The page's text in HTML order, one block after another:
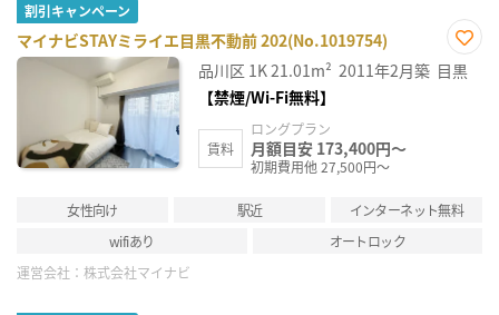
割引キャンペーン
マイナビSTAYミライエ目黒不動前 202(No.1019754)
お気
に入
品川区 1K21.01m² 2011年2月築 目黒
【禁煙/Wi-Fi無料】
賃料
ロングプラン
月額目安 173,400円～
初期費用他 27,500円～
女性向け 駅近
インターネット無料
wifiあり
オートロック
運営会社： 株式会社マイナビ